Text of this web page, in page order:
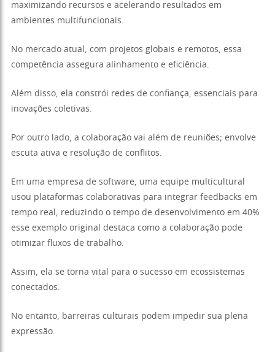
maximizando recursos e acelerando resultados em
ambientes multifuncionais.
No mercado atual, com projetos globais e remotos, essa
competência assegura alinhamento e eficiência.
Além disso, ela constrói redes de confiança, essenciais para
inovações coletivas.
Por outro lado, a colaboração vai além de reuniões; envolve
escuta ativa e resolução de conflitos.
Em uma empresa de software, uma equipe multicultural
usou plataformas colaborativas para integrar feedbacks em
tempo real, reduzindo o tempo de desenvolvimento em 40%
esse exemplo original destaca como a colaboração pode
otimizar fluxos de trabalho.
Assim, ela se torna vital para o sucesso em ecossistemas
conectados.
No entanto, barreiras culturais podem impedir sua plena
expressão.